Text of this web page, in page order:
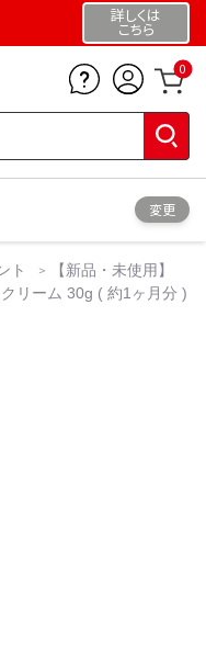
詳しくは
こちら
0
変更
ト
【新品・未使用】
リーム 30g ( 約1ヶ月分 )